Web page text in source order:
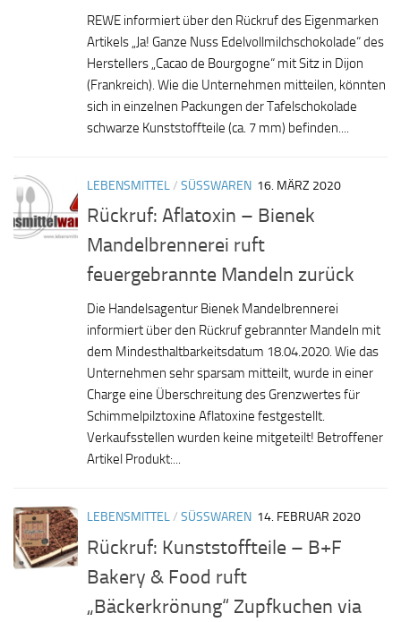
REWE informiert über den Rückruf des Eigenmarken
Artikels „Ja! Ganze Nuss Edelvollmilchschokolade“ des
Herstellers „Cacao de Bourgogne“ mit Sitz in Dijon
(Frankreich). Wie die Unternehmen mitteilen, könnten
sich in einzelnen Packungen der Tafelschokolade
schwarze Kunststoffteile (ca. 7 mm) befinden....
LEBENSMITTEL/ SÜSSWAREN 16. MÄRZ 2020
Rückruf: Aflatoxin – Bienek
Mandelbrennerei ruft
feuergebrannte Mandeln zurück
Die Handelsagentur Bienek Mandelbrennerei
informiert über den Rückruf gebrannter Mandeln mit
dem Mindesthaltbarkeitsdatum 18.04.2020. Wie das
Unternehmen sehr sparsam mitteilt, wurde in einer
Charge eine Überschreitung des Grenzwertes für
Schimmelpilztoxine Aflatoxine festgestellt.
Verkaufsstellen wurden keine mitgeteilt! Betroffener
Artikel Produkt:...
LEBENSMITTEL/ SÜSSWAREN 14. FEBRUAR 2020
Rückruf: Kunststoffteile – B+F
Bakery & Food ruft
„Bäckerkrönung“ Zupfkuchen via